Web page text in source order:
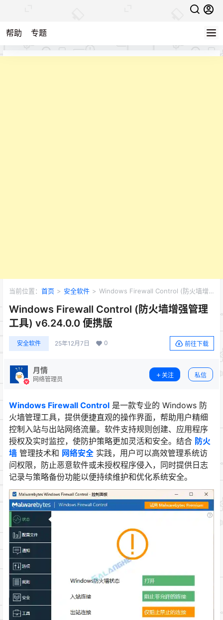
帮助 专题
当前位置： 首页 > 安全软件 > Windows Firewall Control (防火墙增
Windows Firewall Control (防火墙增强管理
工具) v6.24.0.0 便携版
安全软件 25年12月7日 0 前往下载
月情
网络管理员
关注 私信
Windows Firewall Control 是一款专业的 Windows 防
火墙管理工具，提供便捷直观的操作界面，帮助用户精细
控制入站与出站网络流量。软件支持规则创建、应用程序
授权及实时监控，使防护策略更加灵活和安全。结合 防火
墙 管理技术和 网络安全 实践，用户可以高效管理系统访
问权限，防止恶意软件或未授权程序侵入，同时提供日志
记录与策略备份功能以便持续维护和优化系统安全。